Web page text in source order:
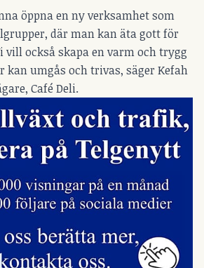
öppna en ny verksamhet som
där man kan äta gott för
vill också skapa en varm och trygg
kan umgås och trivas, säger Kefah
Café Deli.